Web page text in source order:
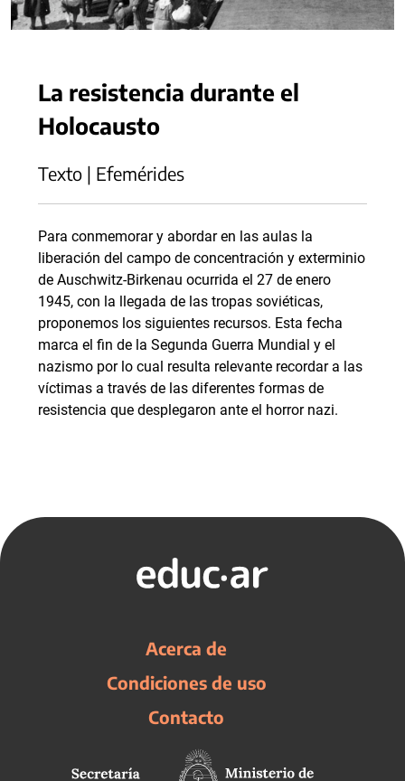
La resistencia durante el
Holocausto
Texto | Efemérides
Para conmemorar y abordar en las aulas la
liberación del campo de concentración y exterminio
de Auschwitz-Birkenau ocurrida el 27 de enero
1945, con la llegada de las tropas soviéticas,
proponemos los siguientes recursos. Esta fecha
marca el fin de la Segunda Guerra Mundial y el
nazismo por lo cual resulta relevante recordar a las
víctimas a través de las diferentes formas de
resistencia que desplegaron ante el horror nazi.
Acerca de
Condiciones de uso
Contacto